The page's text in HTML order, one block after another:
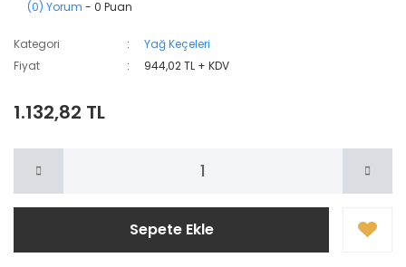
(0) Yorum - 0 Puan
Kategori
Yağ Keçeleri
Fiyat
944,02 TL + KDV
1.132,82 TL
Sepete Ekle